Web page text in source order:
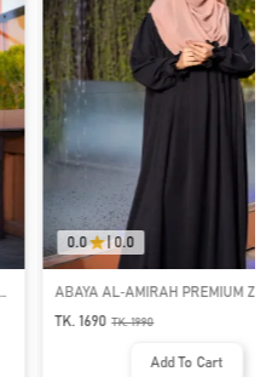
0.0 | 0.0
ABAYA AL‑AMIRAH PREMIUM
NECK ABAYA
TK. 1690 TK.1990
Add To Cart